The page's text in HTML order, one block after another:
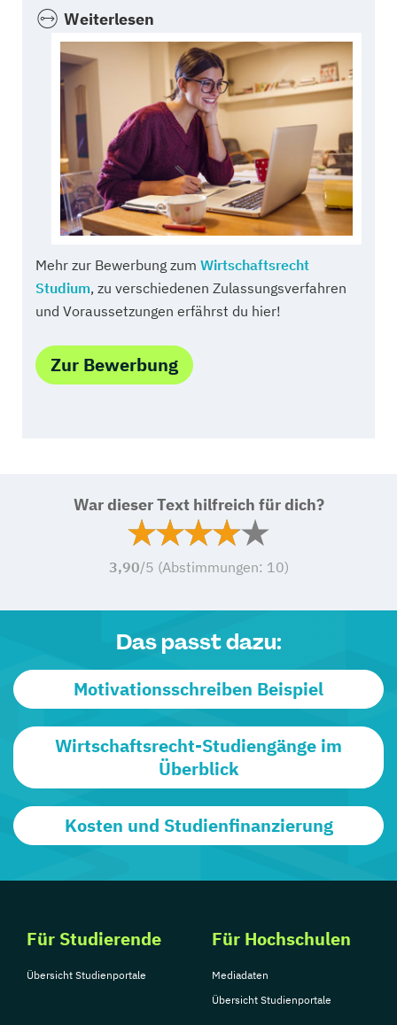
Weiterlesen
Mehr zur Bewerbung zum Wirtschaftsrecht
Studium, zu verschiedenen Zulassungsverfahren
und Voraussetzungen erfährst du hier!
Zur Bewerbung
War dieser Text hilfreich für dich?
3,90/5 (Abstimmungen: 10)
Das passt dazu:
Motivationsschreiben Beispiel
Wirtschaftsrecht-Studiengänge im
Überblick
Kosten und Studienfinanzierung
Für Studierende
Übersicht Studienportale
Für Hochschulen
Mediadaten
Übersicht Studienportale